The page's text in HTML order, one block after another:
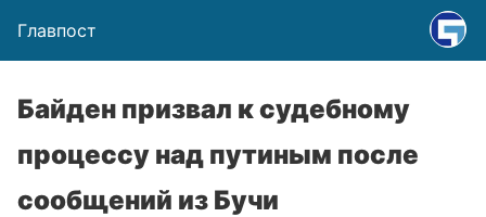
Главпост
Байден призвал к судебному
процессу над путиным после
сообщений из Бучи